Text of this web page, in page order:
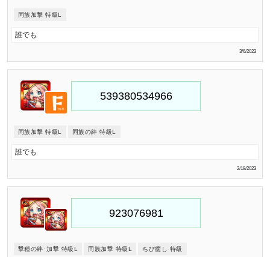
同族加撃 特級L
誰でも
3/6/2023
同族加撃 特級L 同族の絆 特級L
誰でも
2/18/2023
撃種の絆･加撃 特級L 同族加撃 特級L ちび癒し 特級